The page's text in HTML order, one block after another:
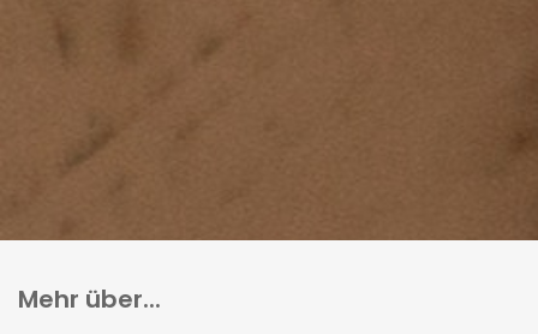
Mehr über...